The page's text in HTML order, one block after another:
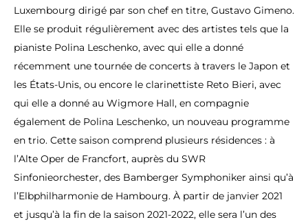
Luxembourg dirigé par son chef en titre, Gustavo Gimeno.
Elle se produit régulièrement avec des artistes tels que la
pianiste Polina Leschenko, avec qui elle a donné
récemment une tournée de concerts à travers le Japon et
les États-Unis, ou encore le clarinettiste Reto Bieri, avec
qui elle a donné au Wigmore Hall, en compagnie
également de Polina Leschenko, un nouveau programme
en trio. Cette saison comprend plusieurs résidences : à
l’Alte Oper de Francfort, auprès du SWR
Sinfonieorchester, des Bamberger Symphoniker ainsi qu’à
l’Elbphilharmonie de Hambourg. À partir de janvier 2021
et jusqu’à la fin de la saison 2021-2022, elle sera l’un des